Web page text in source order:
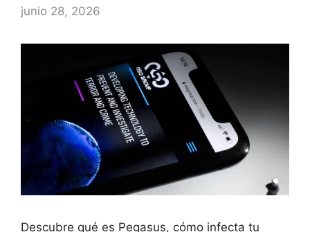
junio 28, 2026
Descubre qué es Pegasus, cómo infecta tu